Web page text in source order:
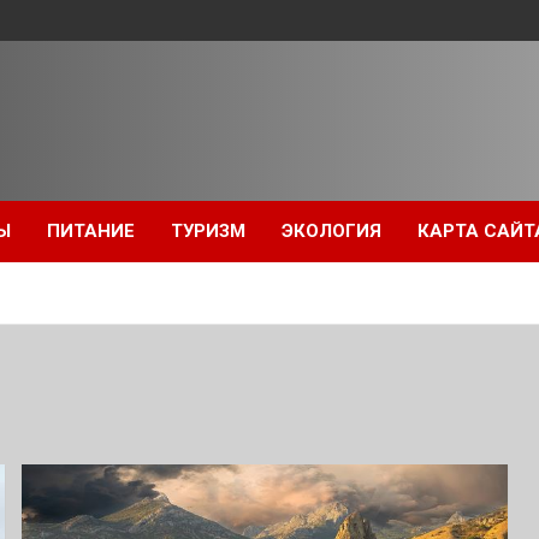
ПИТАНИЕ ТУРИЗМ ЭКОЛОГИЯ КАРТА